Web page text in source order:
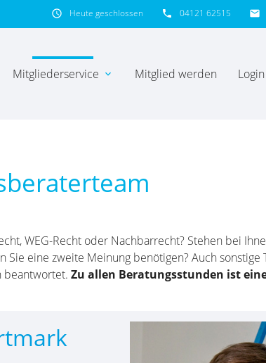
email
phone 04121 62515
schedule Heute geschlossen
Mitgliederservice expand_more Mitglied werden Login
WEG-Recht oder Nachbarrecht? Stehen bei
Sie eine zweite Meinung benötigen? Auch
beantwortet. Zu allen Beratungsstunden ist